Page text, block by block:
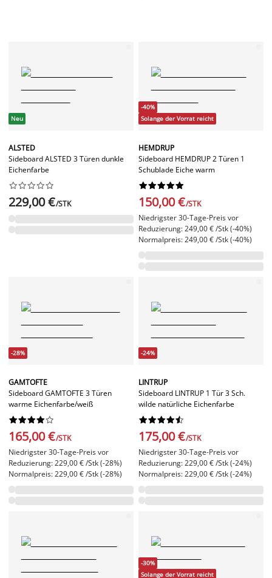
Neu
ALSTED
Sideboard ALSTED 3 Türen dunkle
Eichenfarbe






229,00 €/STK
-40%
Solange der Vorrat reicht
HEMDRUP
Sideboard HEMDRUP 2 Türen 1
Schublade Eiche warm






150,00 €/STK
Niedrigster 30-Tage-Preis vor
Reduzierung: 249,00 € /Stk (-40%)
Normalpreis: 249,00 € /Stk (-40%)
-28%
GAMTOFTE
Sideboard GAMTOFTE 3 Türen
warme Eichenfarbe/weiß






165,00 €/STK
Niedrigster 30-Tage-Preis vor
Reduzierung: 229,00 € /Stk (-28%)
Normalpreis: 229,00 € /Stk (-28%)
-24%
LINTRUP
Sideboard LINTRUP 1 Tür 3 Sch.
wilde natürliche Eichenfarbe






175,00 €/STK
Niedrigster 30-Tage-Preis vor
Reduzierung: 229,00 € /Stk (-24%)
Normalpreis: 229,00 € /Stk (-24%)
-30%
Solange der Vorrat reicht